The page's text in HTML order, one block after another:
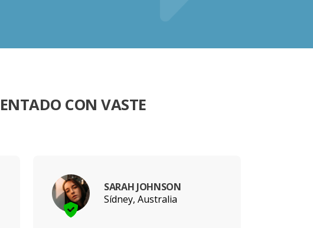
CON VASTE
SARAH JOHNSON
Sídney, Australia